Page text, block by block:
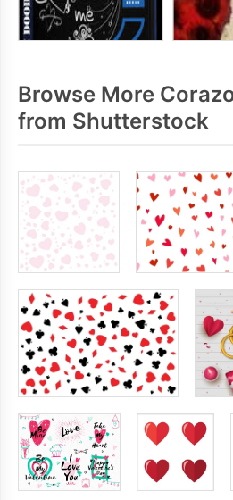
Browse More
from Shutterstock